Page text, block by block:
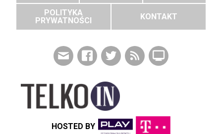
POLITYKA
PRYWATNOŚCI
KONTAKT
HOSTED BY